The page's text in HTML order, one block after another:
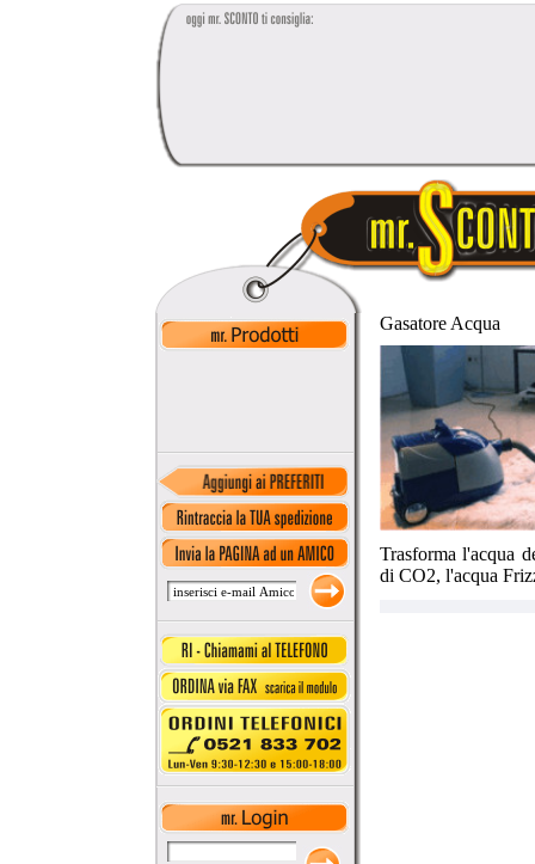
Gasatore Acqua
Trasforma l'acqua
di CO2, l'acqua